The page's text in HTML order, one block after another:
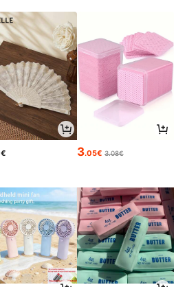
3.05€ 3.08€